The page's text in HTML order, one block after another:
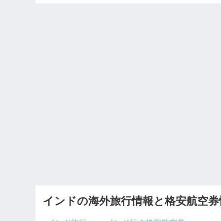
インドの海外旅行情報と格安航空